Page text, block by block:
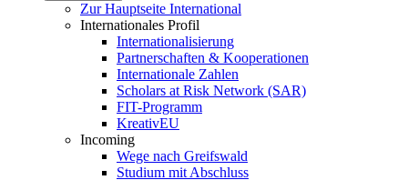
Zur Hauptseite International
Internationales Profil
Internationalisierung
Partnerschaften & Kooperationen
Internationale Zahlen
Scholars at Risk Network (SAR)
FIT-Programm
KreativEU
Incoming
Wege nach Greifswald
Studium mit Abschluss